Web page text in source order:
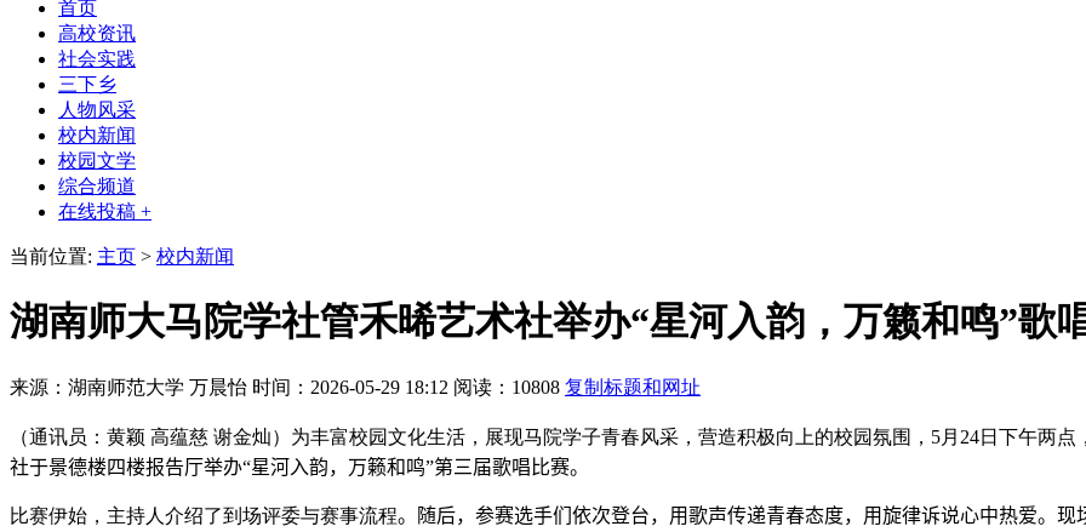
首页
高校资讯
社会实践
三下乡
人物风采
校内新闻
校园文学
综合频道
在线投稿 +
当前位置: 主页 > 校内新闻
湖南师大马院学社管禾晞艺术社举办“星河入韵，万籁和鸣”歌
来源：湖南师范大学 万晨怡 时间：2026-05-29 18:12 阅读：10808 复制标题和网址
（通讯员：黄颖 高蕴慈 谢金灿）为丰富校园文化生活，展现马院学子青春风采，营造积极向上的校园氛围， 5月 24日下午两点
社于景德楼四楼报告厅举办“星河入韵，万籁和鸣”第三届歌唱比赛。
比赛伊始，主持人介绍了到场评委与赛事流程。 随后， 参赛选手们依次登台，用歌声传递青春态度，用旋律诉说心中热爱。